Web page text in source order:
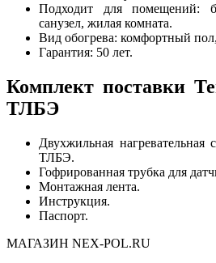
Подходит для помещений:
санузел, жилая комната.
Вид обогрева: комфортный
Гарантия: 50 лет.
Комплект поставки
ТЛБЭ
Двухжильная
ТЛБЭ.
Гофрированная трубка для
Монтажная лента.
Инструкция.
Паспорт.
МАГАЗИН NEX-POL.RU